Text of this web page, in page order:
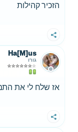
הזכיר קהילות
שתף
Ha[M]us
גורו
אז שלח לי את
שתף